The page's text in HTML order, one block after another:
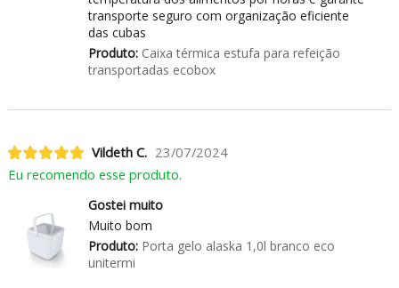
transporte seguro com organização eficiente
das cubas
Produto:Caixa térmica estufa para refeição
transportadas ecobox
Vildeth C. 23/07/2024
Eu recomendo esse produto.
Gostei muito
Muito bom
Produto:Porta gelo alaska 1,0l branco eco
unitermi